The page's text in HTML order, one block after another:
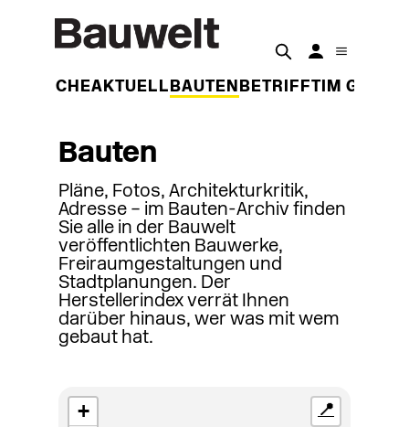
WOCHEAKTUELL BAUTEN BETRIFFT IM
Bauten
Pläne, Fotos, Architekturkritik,
Adresse – im Bauten-Archiv finden
Sie alle in der Bauwelt
veröffentlichten Bauwerke,
Freiraumgestaltungen und
Stadtplanungen. Der
Herstellerindex verrät Ihnen
darüber hinaus, wer was mit wem
gebaut hat.
+
📍